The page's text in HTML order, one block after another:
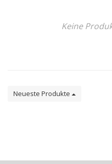
Keine
Neueste Produkte